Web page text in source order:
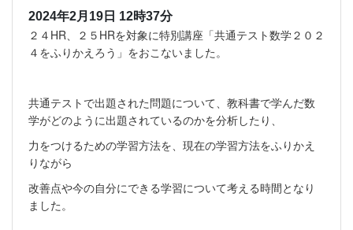
2024年2月19日 12時37分
２４HR、２５HRを対象に特別講座「共通テスト数学２０２
４をふりかえろう」をおこないました。
共通テストで出題された問題について、教科書で学んだ数
学がどのように出題されているのかを分析したり、
力をつけるための学習方法を、現在の学習方法をふりかえ
りながら
改善点や今の自分にできる学習について考える時間となり
ました。